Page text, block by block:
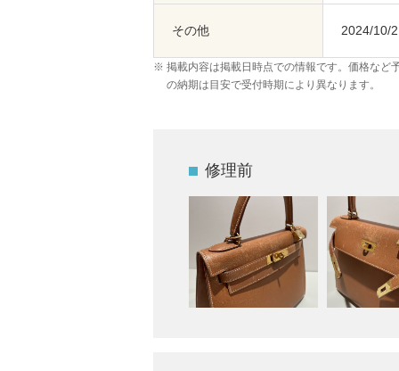
その他 2024/10/
掲載内容は掲載日時点での情報です。価格など
の納期は目安で受付時期により異なります。
修理前